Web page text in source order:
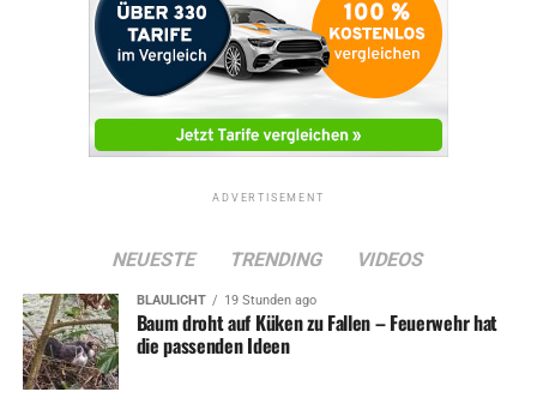
ADVERTISEMENT
NEUESTE TRENDING VIDEOS
BLAULICHT 19 Stunden ago
Baum droht auf Küken zu Fallen – Feuerwehr hat
die passenden Ideen